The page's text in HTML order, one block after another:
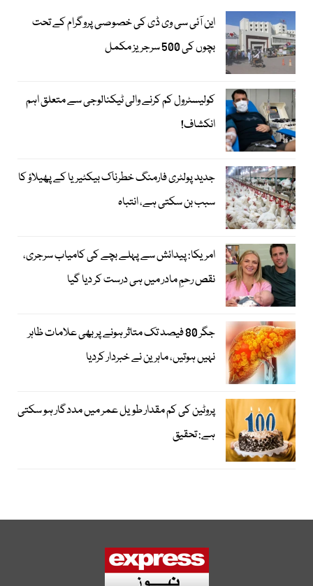
این آئی سی وی ڈی کی خصوصی پروگرام کے تحت
بچوں کی 500 سرجریز مکمل
کولیسٹرول کم کرنے والی ٹیکنالوجی سے متعلق اہم
انکشاف!
جدید پولٹری فارمنگ خطرناک بیکٹیریا کے پھیلاؤ کا
سبب بن سکتی ہے، انتباہ
امریکا: پیدائش سے پہلے بچے کی کامیاب سرجری،
نقص رحمِ مادر میں ہی درست کر دیا گیا
جگر 80 فیصد تک متاثر ہونے پر بھی علامات ظاہر
نہیں ہوتیں، ماہرین نے خبردار کردیا
پروٹین کی کم مقدار طویل عمر میں مددگار ہو سکتی
ہے: تحقیق